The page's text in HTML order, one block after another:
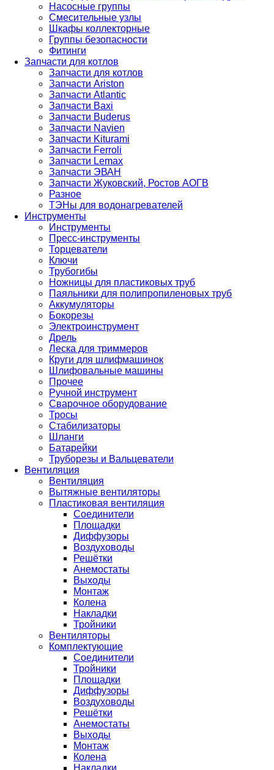
Насосные группы
Смесительные узлы
Шкафы коллекторные
Группы безопасности
Фитинги
Запчасти для котлов
Запчасти для котлов
Запчасти Ariston
Запчасти Atlantic
Запчасти Baxi
Запчасти Buderus
Запчасти Navien
Запчасти Kiturami
Запчасти Ferroli
Запчасти Lemax
Запчасти ЭВАН
Запчасти Жуковский, Ростов АОГВ
Разное
ТЭНы для водонагревателей
Инструменты
Инструменты
Пресс-инструменты
Торцеватели
Ключи
Трубогибы
Ножницы для пластиковых труб
Паяльники для полипропиленовых труб
Аккумуляторы
Бокорезы
Электроинструмент
Дрель
Леска для триммеров
Круги для шлифмашинок
Шлифовальные машины
Прочее
Ручной инструмент
Сварочное оборудование
Тросы
Стабилизаторы
Шланги
Батарейки
Труборезы и Вальцеватели
Вентиляция
Вентиляция
Вытяжные вентиляторы
Пластиковая вентиляция
Соединители
Площадки
Диффузоры
Воздуховоды
Решётки
Анемостаты
Выходы
Монтаж
Колена
Накладки
Тройники
Вентиляторы
Комплектующие
Соединители
Тройники
Площадки
Диффузоры
Воздуховоды
Решётки
Анемостаты
Выходы
Монтаж
Колена